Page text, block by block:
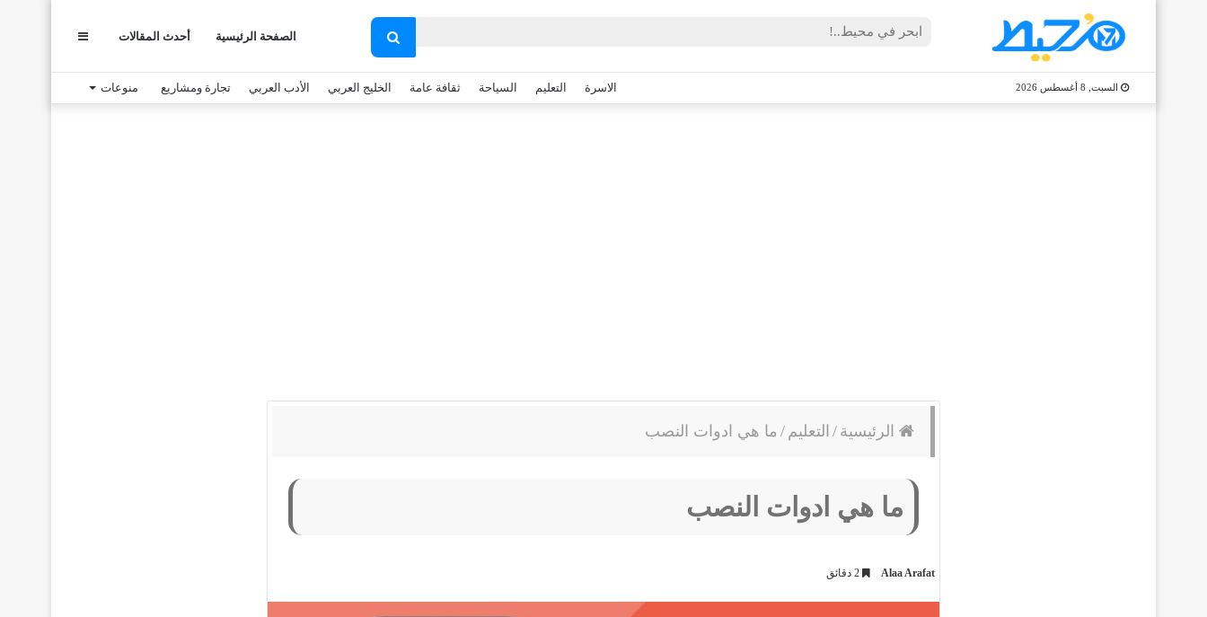
بحث
عن
الصفحة الرئيسية أحدث المقالات عمود
جانبي
السبت, 8 أغسطس 2026 الاسرة التعليم السياحة ثقافة عامة الخليج العربي الأدب العربي تجارة ومشاريع منوعات
الرئيسية / التعليم / ما هي ادوات النصب
ما هي ادوات النصب
Alaa Arafat